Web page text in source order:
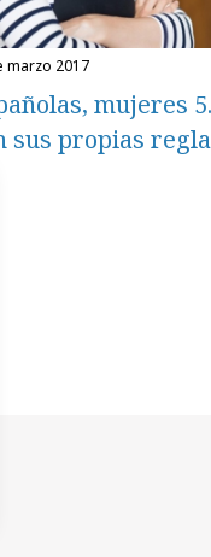
marzo 2017
mujeres
sus propias